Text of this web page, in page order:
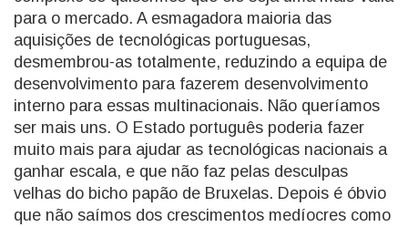
para o mercado. A esmagadora maioria das
aquisições de tecnológicas portuguesas,
desmembrou-as totalmente, reduzindo a equipa de
desenvolvimento para fazerem desenvolvimento
interno para essas multinacionais. Não queríamos
ser mais uns. O Estado português poderia fazer
muito mais para ajudar as tecnológicas nacionais a
ganhar escala, e que não faz pelas desculpas
velhas do bicho papão de Bruxelas. Depois é óbvio
que não saímos dos crescimentos medíocres como